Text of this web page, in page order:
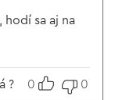
z 5
hodí sa aj na
? 0 0